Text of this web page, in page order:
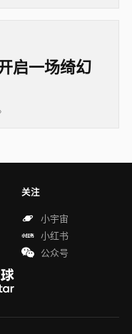
启一场绮幻
关注
小宇宙
小红书
公众号